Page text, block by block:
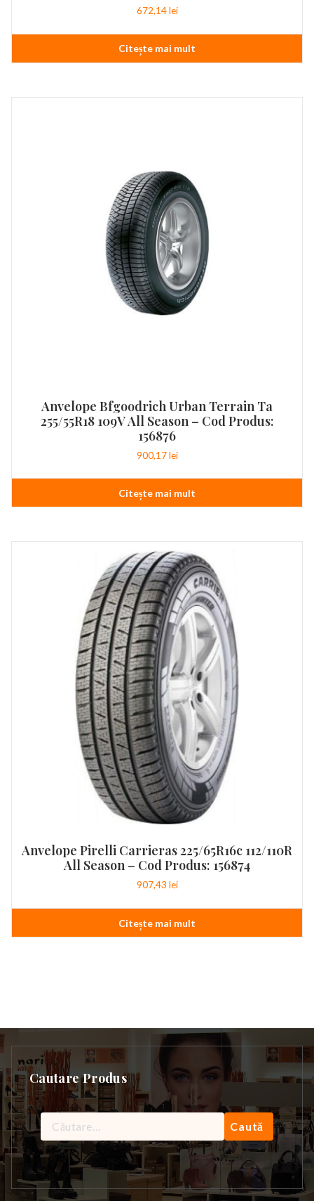
672,14lei
Citește mai mult
Anvelope Bfgoodrich Urban Terrain Ta
255/55R18 109V All Season – Cod Produs:
156876
900,17lei
Citește mai mult
Anvelope Pirelli Carrieras 225/65R16c 112/110R
All Season – Cod Produs: 156874
907,43 lei
Citește mai mult
Cautare Produs
Caută
după: